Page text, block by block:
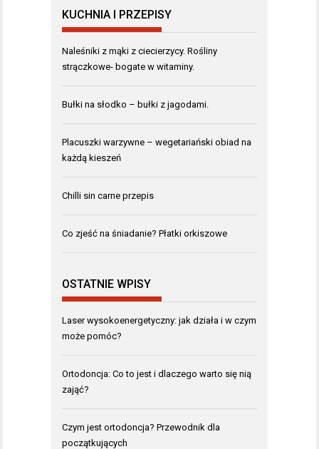
KUCHNIA I PRZEPISY
Naleśniki z mąki z ciecierzycy. Rośliny
strączkowe- bogate w witaminy.
Bułki na słodko – bułki z jagodami.
Placuszki warzywne – wegetariański obiad na
każdą kieszeń
Chilli sin carne przepis
Co zjeść na śniadanie? Płatki orkiszowe
OSTATNIE WPISY
Laser wysokoenergetyczny: jak działa i w czym
może pomóc?
Ortodoncja: Co to jest i dlaczego warto się nią
zająć?
Czym jest ortodoncja? Przewodnik dla
początkujących